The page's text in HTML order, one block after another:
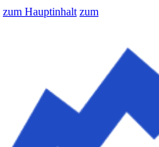
zum Hauptinhalt zum